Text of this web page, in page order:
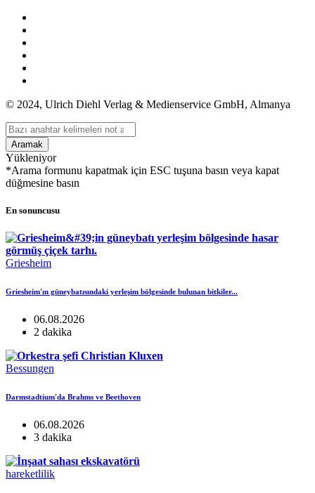
© 2024, Ulrich Diehl Verlag & Medienservice GmbH, Almanya
Aramak
Yükleniyor
*Arama formunu kapatmak için ESC tuşuna basın veya kapat
düğmesine basın
En sonuncusu
Griesheim
Griesheim'ın güneybatısındaki yerleşim bölgesinde bulunan bitkiler...
06.08.2026
2 dakika
Bessungen
Darmstadtium'da Brahms ve Beethoven
06.08.2026
3 dakika
hareketlilik